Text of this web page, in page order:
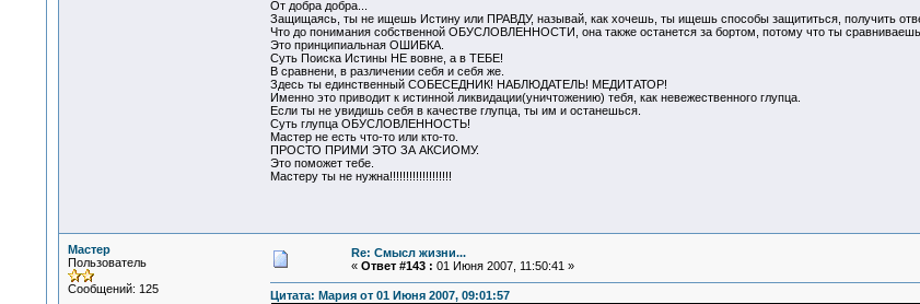
От добра добра...
Защищаясь, ты не ищешь Истину или ПРАВДУ, называй, как хочешь, ты ищешь способы защититься, получить
Что до понимания собственной ОБУСЛОВЛЕННОСТИ, она также останется за бортом, потому что ты сравниваешь
Это принципиальная ОШИБКА.
Суть Поиска Истины НЕ вовне, а в ТЕБЕ!
В сравнени, в различении себя и себя же.
Здесь ты единственный СОБЕСЕДНИК! НАБЛЮДАТЕЛЬ! МЕДИТАТОР!
Именно это приводит к истинной ликвидации(уничтожению) тебя, как невежественного глупца.
Если ты не увидишь себя в качестве глупца, ты им и останешься.
Суть глупца ОБУСЛОВЛЕННОСТЬ!
Мастер не есть что-то или кто-то.
ПРОСТО ПРИМИ ЭТО ЗА АКСИОМУ.
Это поможет тебе.
Мастеру ты не нужна!!!!!!!!!!!!!!!!!!!
Мастер
Пользователь
Сообщений: 125
Re: Смысл жизни...
« Ответ #143 : 01 Июня 2007, 11:50:41 »
Цитата: Мария от 01 Июня 2007, 09:01:57